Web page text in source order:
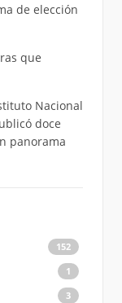
de elección
que
Nacional
doce
panorama
152
1
3